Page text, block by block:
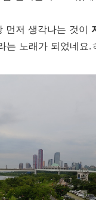
먼저 생각나는 것이
는 노래가 되었네요.